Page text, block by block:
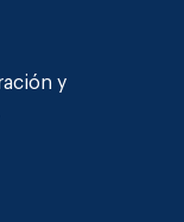
y